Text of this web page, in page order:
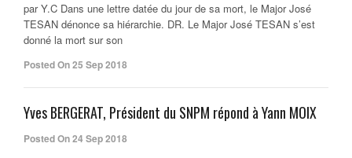
par Y.C Dans une lettre datée du jour de sa mort, le Major José
TESAN dénonce sa hiérarchie. DR. Le Major José TESAN s’est
donné la mort sur son
Posted On 25 Sep 2018
Yves BERGERAT, Président du SNPM répond à Yann MOIX
Posted On 24 Sep 2018